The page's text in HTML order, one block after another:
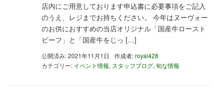
店内にご用意しております申込書に必要事項をご記入
のうえ、レジまでお持ちください。 今年はヌーヴォー
のお供におすすめの当店オリジナル「国産牛ロースト
ビーフ」と「国産牛をじっ […]
公開済み: 2021年11月1日 作成者:royal428
カテゴリー: イベント情報, スタッフブログ, 旬な情報